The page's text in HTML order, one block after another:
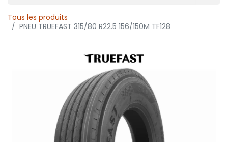
Tous les produits
PNEU TRUEFAST 315/80 R22.5 156/150M TF128